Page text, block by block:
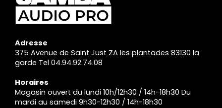
Adresse
375 Avenue de Saint Just ZA les plantades 83130 la
garde Tel 04.94.92.74.08
Horaires
Magasin ouvert du lundi 10h/12h30 / 14h-18h30 Du
mardi au samedi 9h30-12h30 / 14h-18h30